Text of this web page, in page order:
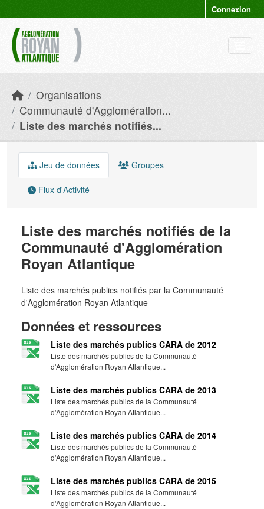
Connexion
Organisations
Communauté d'Agglomération...
Liste des marchés notifiés...
Jeu de données Groupes
Flux d'Activité
Liste des marchés notifiés de la
Communauté d'Agglomération
Royan Atlantique
Liste des marchés publics notifiés par la Communauté
d'Agglomération Royan Atlantique
Données et ressources
Liste des marchés publics CARA de 2012
Liste des marchés publics de la Communauté
d'Agglomération Royan Atlantique...
Liste des marchés publics CARA de 2013
Liste des marchés publics de la Communauté
d'Agglomération Royan Atlantique...
Liste des marchés publics CARA de 2014
Liste des marchés publics de la Communauté
d'Agglomération Royan Atlantique...
Liste des marchés publics CARA de 2015
Liste des marchés publics de la Communauté
d'Agglomération Royan Atlantique...